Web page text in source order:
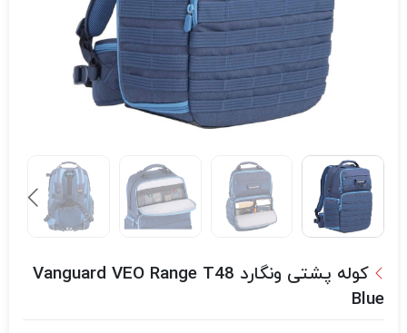
کوله پشتی ونگارد Vanguard VEO Range T48
Blue